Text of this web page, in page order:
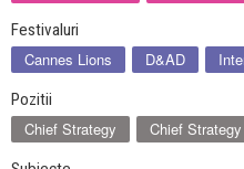
Festivaluri
Cannes Lions D&AD
Pozitii
Chief Strategy Chief